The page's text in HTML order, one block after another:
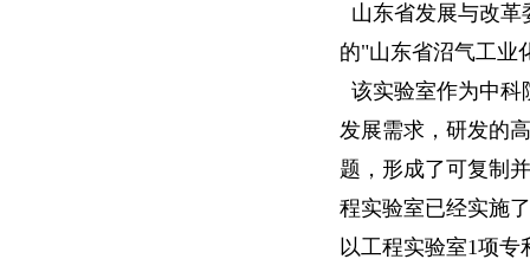
山东省发展与改革
的"山东省沼气工业
该实验室作为中科
发展需求，研发的
题，形成了可复制
程实验室已经实施
以工程实验室1项